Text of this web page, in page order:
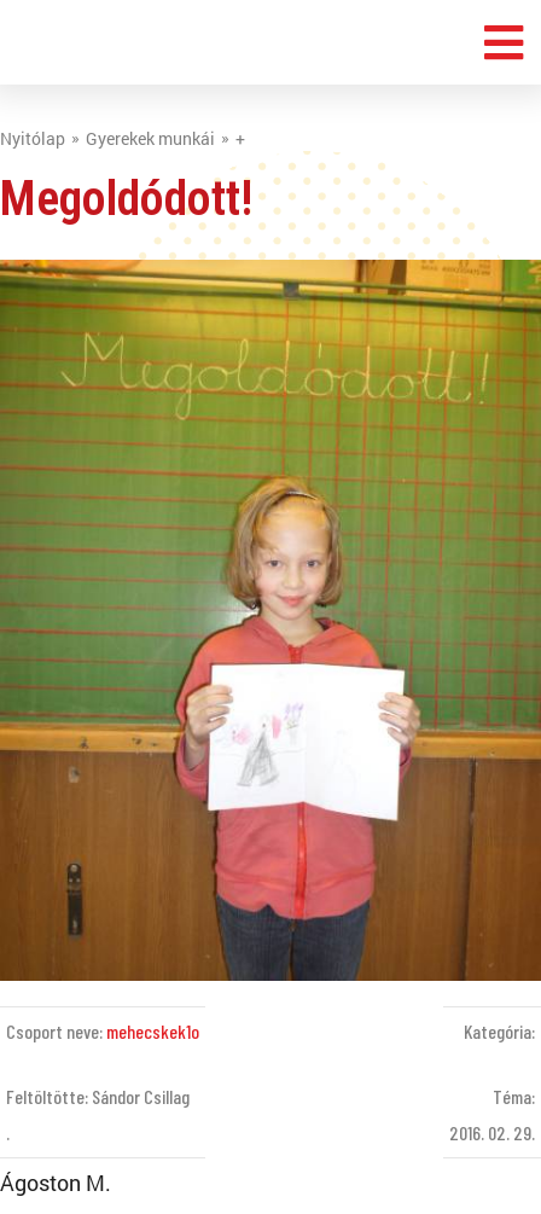
Nyitólap Gyerekek munkái +
Megoldódott!
Csoport neve: mehecskek1o
Feltöltötte: Sándor Csillag
.
Kategória:
Téma:
2016. 02. 29.
Ágoston M.